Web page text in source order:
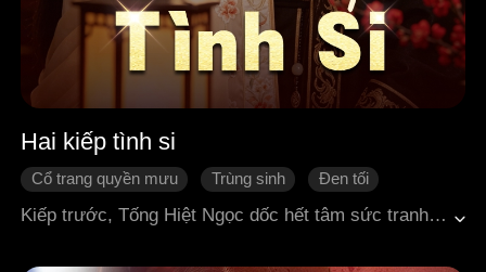
Hai kiếp tình si
Cổ trang quyền mưu Trùng sinh
Đen tối
Hoàng thất
Cứu rỗi
Kiếp trước, Tống Hiệt Ngọc dốc hết tâm sức tranh đấu trong hậu cung, cuối cùng trở thành Quý phi cao quý. Thế nhưng, người nàng yêu sâu đậm nhất lại chính là kẻ dùng một chén rượu độc tiễn nàng xuống suối vàng. Được sống lại một lần nữa, Tống Hiệt Ngọc chỉ muốn buông xuôi, sống an nhàn và tránh xa mọi tranh đấu. Không ngờ, Ung Vương Tạ Thúc, người đã đích thân tiễn nàng lên đường ở kiếp trước lại là người đầu tiên tìm đến. Không chỉ thay nàng vạch mặt cô em gái giả tạo, đối phó với Thái tử lòng dạ hiểm độc, hắn còn luôn tình cờ xuất hiện mỗi khi nàng gặp nguy hiểm. Từ những màn đấu trí trong yến tiệc cung đình đến việc điều binh nơi sa trường, Tạ Thúc âm thầm dọn sạch mọi chướng ngại trên con đường của nàng. Mãi đến khi vô tình phát hiện một cuốn sổ tay đã ngả vàng theo năm tháng, Tống Hiệt Ngọc mới bàng hoàng nhận ra rằng cơ hội trọng sinh của mình không phải ngẫu nhiên mà có. Hóa ra, chính Tạ Thúc đã dùng toàn bộ công đức và quãng đời còn lại của mình để đổi lấy một cơ hội sống lại cho nàng. Kiếp này, chuyện ngược gã tồi, đấu kẻ ác hay tranh đoạt quyền lực chỉ là bề nổi. Điều chân thật nhất, lại là tình yêu sâu đậm mà Tạ Thúc đã âm thầm sắp đặt và chờ đợi suốt hai đời.